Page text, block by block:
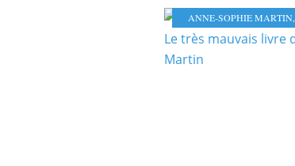
ANNE-SOPHIE MARTIN,